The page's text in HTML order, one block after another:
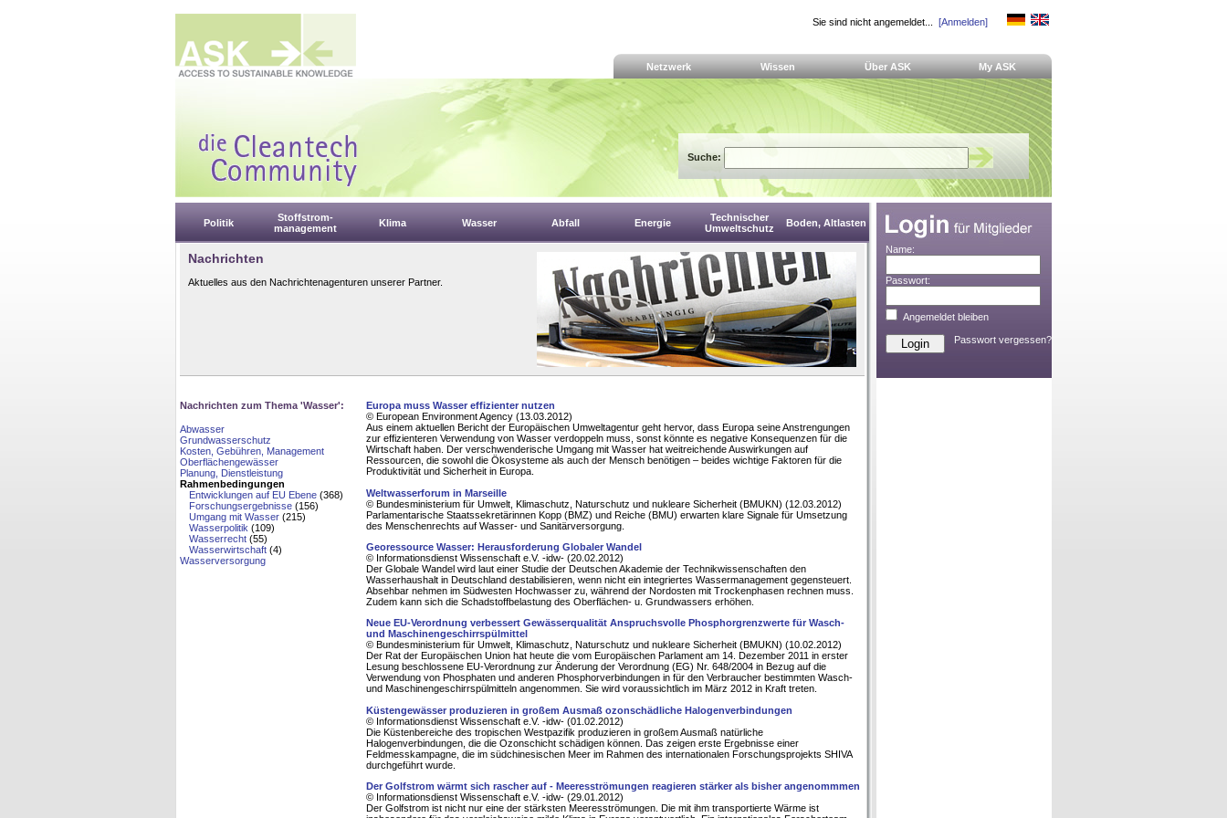
Sie sind nicht angemeldet... [Anmelden]
Netzwerk Wissen Über ASK My ASK
Suche:
Politik
Stoffstrom-
management
Klima Wasser Abfall Energie
Technischer
Umweltschutz
Boden, Altlasten
Nachrichten
Aktuelles aus den Nachrichtenagenturen unserer Partner.
Nachrichten zum Thema 'Wasser':
Abwasser
Grundwasserschutz
Kosten, Gebühren, Management
Oberflächengewässer
Planung, Dienstleistung
Rahmenbedingungen
Entwicklungen auf EU Ebene (368)
Forschungsergebnisse (156)
Umgang mit Wasser (215)
Wasserpolitik (109)
Wasserrecht (55)
Wasserwirtschaft (4)
Wasserversorgung
Europa muss Wasser effizienter nutzen
© European Environment Agency (13.03.2012)
Aus einem aktuellen Bericht der Europäischen Umweltagentur geht hervor, dass Europa seine Anstrengungen
zur effizienteren Verwendung von Wasser verdoppeln muss, sonst könnte es negative Konsequenzen für die
Wirtschaft haben. Der verschwenderische Umgang mit Wasser hat weitreichende Auswirkungen auf
Ressourcen, die sowohl die Ökosysteme als auch der Mensch benötigen – beides wichtige Faktoren für die
Produktivität und Sicherheit in Europa.
Weltwasserforum in Marseille
© Bundesministerium für Umwelt, Klimaschutz, Naturschutz und nukleare Sicherheit (BMUKN) (12.03.2012)
Parlamentarische Staatssekretärinnen Kopp (BMZ) und Reiche (BMU) erwarten klare Signale für Umsetzung
des Menschenrechts auf Wasser- und Sanitärversorgung.
Georessource Wasser: Herausforderung Globaler Wandel
© Informationsdienst Wissenschaft e.V. -idw- (20.02.2012)
Der Globale Wandel wird laut einer Studie der Deutschen Akademie der Technikwissenschaften den
Wasserhaushalt in Deutschland destabilisieren, wenn nicht ein integriertes Wassermanagement gegensteuert.
Absehbar nehmen im Südwesten Hochwasser zu, während der Nordosten mit Trockenphasen rechnen muss.
Zudem kann sich die Schadstoffbelastung des Oberflächen- u. Grundwassers erhöhen.
Neue EU-Verordnung verbessert Gewässerqualität Anspruchsvolle Phosphorgrenzwerte für Wasch-
und Maschinengeschirrspülmittel
© Bundesministerium für Umwelt, Klimaschutz, Naturschutz und nukleare Sicherheit (BMUKN) (10.02.2012)
Der Rat der Europäischen Union hat heute die vom Europäischen Parlament am 14. Dezember 2011 in erster
Lesung beschlossene EU-Verordnung zur Änderung der Verordnung (EG) Nr. 648/2004 in Bezug auf die
Verwendung von Phosphaten und anderen Phosphorverbindungen in für den Verbraucher bestimmten Wasch-
und Maschinengeschirrspülmitteln angenommen. Sie wird voraussichtlich im März 2012 in Kraft treten.
Küstengewässer produzieren in großem Ausmaß ozonschädliche Halogenverbindungen
© Informationsdienst Wissenschaft e.V. -idw- (01.02.2012)
Die Küstenbereiche des tropischen Westpazifik produzieren in großem Ausmaß natürliche
Halogenverbindungen, die die Ozonschicht schädigen können. Das zeigen erste Ergebnisse einer
Feldmesskampagne, die im südchinesischen Meer im Rahmen des internationalen Forschungsprojekts SHIVA
durchgeführt wurde.
Der Golfstrom wärmt sich rascher auf - Meeresströmungen reagieren stärker als bisher angenommmen
© Informationsdienst Wissenschaft e.V. -idw- (29.01.2012)
Der Golfstrom ist nicht nur eine der stärksten Meeresströmungen. Die mit ihm transportierte Wärme ist
Name:
Passwort:
Angemeldet bleiben
Passwort vergessen?